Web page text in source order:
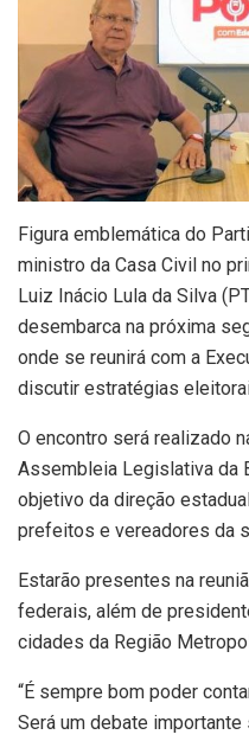
Figura emblemática do
ministro da Casa Civil no
Luiz Inácio Lula da Silva
desembarca na próxima
onde se reunirá com a
discutir estratégias
O encontro será realizado
Assembleia Legislativa da
objetivo da direção
prefeitos e vereadores da
Estarão presentes na
federais, além de
cidades da Região
“É sempre bom poder
Será um debate